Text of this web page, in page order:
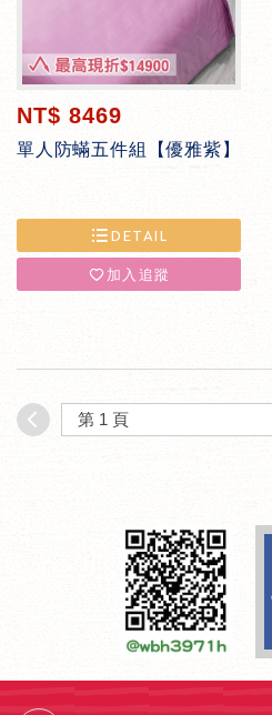
NT$ 8469
單人防蟎五件組【優雅紫】
DETAIL
加入追蹤